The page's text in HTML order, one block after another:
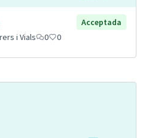
Acceptada
i Vials 0 0